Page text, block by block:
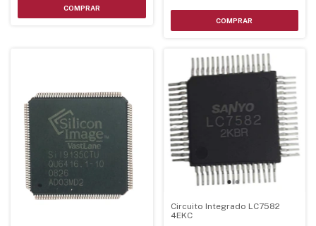
Circuito Integrado LC7582
4EKC